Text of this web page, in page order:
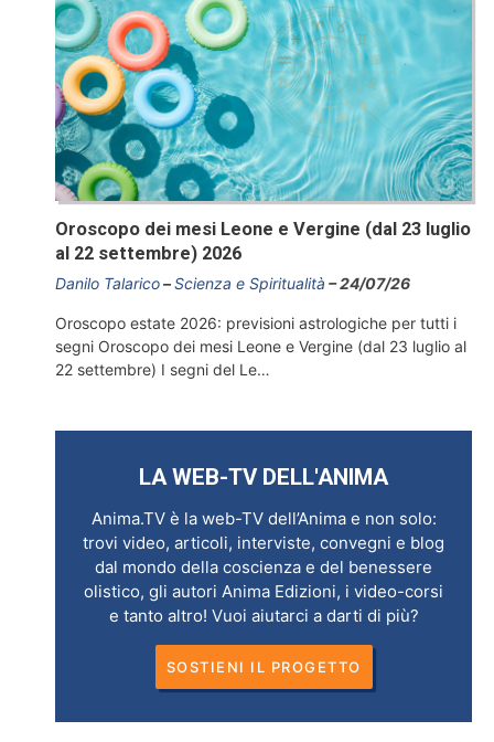
Oroscopo dei mesi Leone e Vergine (dal 23 luglio
al 22 settembre) 2026
Danilo Talarico Scienza e Spiritualità 24/07/26
Oroscopo estate 2026: previsioni astrologiche per tutti i
segni Oroscopo dei mesi Leone e Vergine (dal 23 luglio al
22 settembre) I segni del Le…
LA WEB-TV DELL'ANIMA
Anima.TV è la web-TV dell’Anima e non solo:
trovi video, articoli, interviste, convegni e blog
dal mondo della coscienza e del benessere
olistico, gli autori Anima Edizioni, i video-corsi
e tanto altro! Vuoi aiutarci a darti di più?
SOSTIENI IL PROGETTO